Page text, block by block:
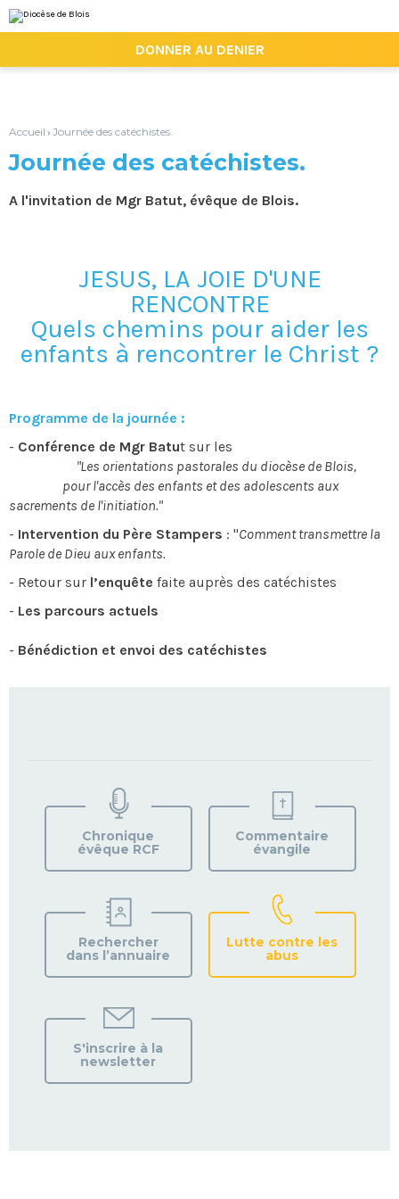
au
contenu.
la
personnels
DONNER AU DENIER
Accueil › Journée des catéchistes.
Journée des catéchistes.
A l'invitation de Mgr Batut, évêque de Blois.
JESUS, LA JOIE D'UNE
RENCONTRE
Quels chemins pour aider les
enfants à rencontrer le Christ ?
Programme de la journée :
- Conférence de Mgr Batut sur les
"Les orientations pastorales du diocèse de Blois,
pour l'accès des enfants et des adolescents aux
sacrements de l'initiation."
- Intervention du Père Stampers : "Comment transmettre la
Parole de Dieu aux enfants.
- Retour sur l’enquête faite auprès des catéchistes
- Les parcours actuels
- Bénédiction et envoi des catéchistes
VOTRE
PAROISSE
Chronique
évêque RCF
Commentaire
évangile
Rechercher
dans l’annuaire
Lutte contre les
abus
S'inscrire à la
newsletter